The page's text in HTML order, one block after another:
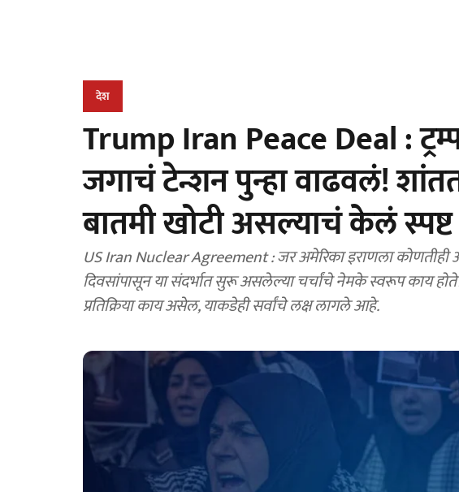
देश
Trump Iran Peace Deal :
जगाचं टेन्शन पुन्हा वाढवलं!
बातमी खोटी असल्याचं केलं स्पष्ट
US Iran Nuclear Agreement : जर अमेरिका इराणला कोणतीही
दिवसांपासून या संदर्भात सुरू असलेल्या चर्चांचे नेमके स्वरूप काय
प्रतिक्रिया काय असेल, याकडेही सर्वांचे लक्ष लागले आहे.